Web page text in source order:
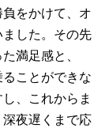
をかけて、オ
した。その先
満足感と、
ることができな
、これからま
夜遅くまで応